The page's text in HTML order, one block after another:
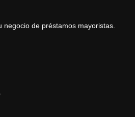
negocio de préstamos mayoristas.